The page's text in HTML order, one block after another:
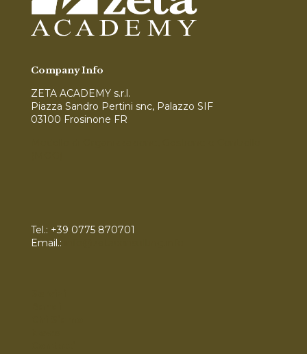
Company Info
ZETA ACADEMY s.r.l.
Piazza Sandro Pertini snc, Palazzo SIF
03100 Frosinone FR
Tel.: +39 0775 870701
Email.: